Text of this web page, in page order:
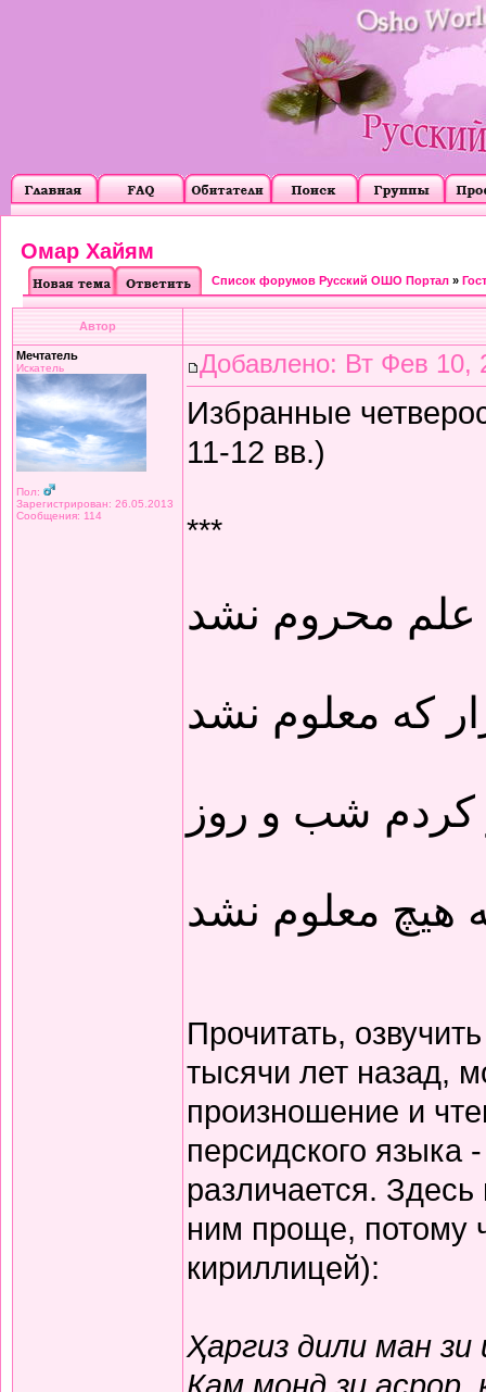
Омар Хайям
Список форумов Русский ОШО Портал »
Автор
Мечтатель
Искатель
Пол:
Зарегистрирован: 26.05.2013
Сообщения: 114
Добавлено: Вт Фев 10,
Избранные
11-12 вв.)
***
محروم نشد
که معلوم نشد
کردم شب و روز
هیچ معلوم نشد
Прочитать,
тысячи лет назад,
произношение и
персидского языка
различается.
ним проще, потому
кириллицей):
Ҳаргиз дили ман